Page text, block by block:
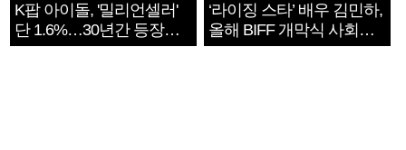
K팝 아이돌, '밀리언셀러'
단 1.6%…30년간 등장
1182개팀 전수조사
‘라이징 스타’ 배우 김민하,
올해 BIFF 개막식 사회자
확정